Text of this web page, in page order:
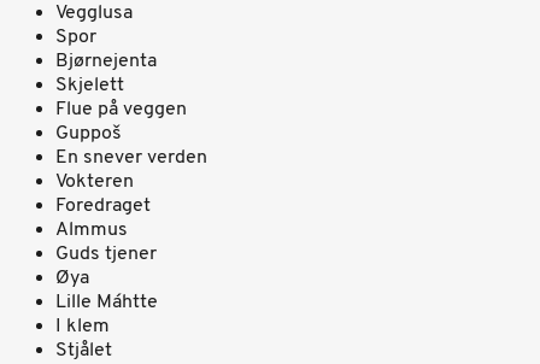
Vegglusa
Spor
Bjørnejenta
Skjelett
Flue på veggen
Guppoš
En snever verden
Vokteren
Foredraget
Almmus
Guds tjener
Øya
Lille Máhtte
I klem
Stjålet